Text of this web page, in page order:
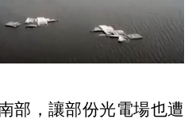
部，讓部份光電場也遭